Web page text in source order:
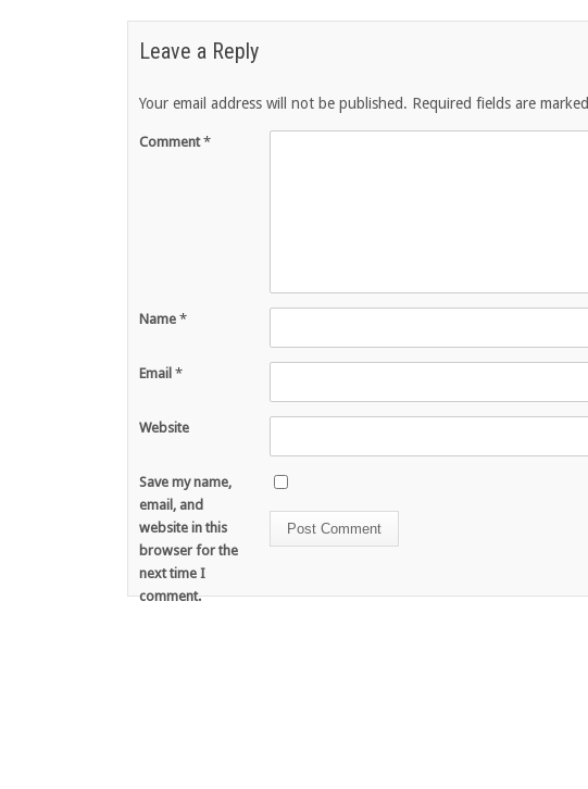
Leave a Reply
Your email address will not be published. Required fields are marked
Comment*
Name *
Email *
Website
Save my name,
email, and
website in this
browser for the
next time I
comment.